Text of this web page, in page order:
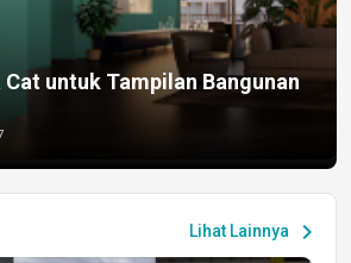
Cat untuk Tampilan Bangunan
Lihat Lainnya chevron_right